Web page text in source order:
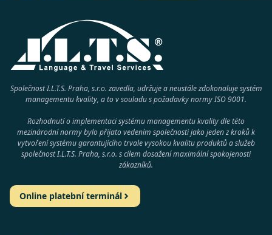
Společnost I.L.T.S. Praha, s.r.o. zavedla, udržuje a neustále zdokonaluje systém
managementu kvality, a to v souladu s požadavky normyISO 9001.
Rozhodnutí o implementaci systému managementu kvality dle této
mezinárodní normy bylo přijato vedením společnosti jako jeden z kroků k
vytvoření systému garantujícího trvale vysokou kvalitu produktů a služeb
společnostI.L.T.S. Praha, s.r.o. s cílem dosažení maximální spokojenosti
zákazníků.
Online platební terminál